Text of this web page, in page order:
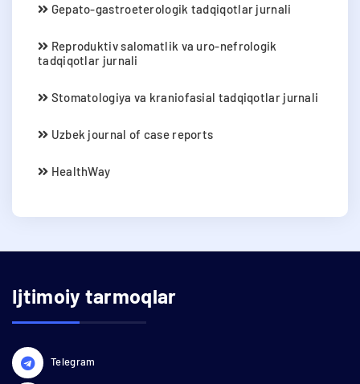
Gepato-gastroeterologik tadqiqotlar jurnali
Reproduktiv salomatlik va uro-nefrologik
tadqiqotlar jurnali
Stomatologiya va kraniofasial tadqiqotlar jurnali
Uzbek journal of case reports
HealthWay
Ijtimoiy tarmoqlar
Telegram